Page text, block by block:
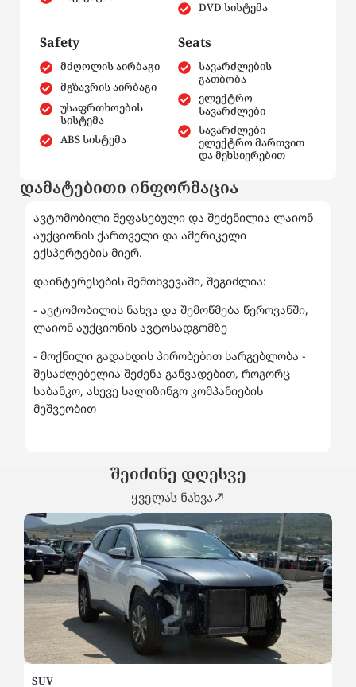
DVD სისტემა
Safety
მძღოლის აირბაგი
მგზავრის აირბაგი
უსაფრთხოების
სისტემა
ABS სისტემა
Seats
სავარძლების
გათბობა
ელექტრო
სავარძლები
სავარძლები
ელექტრო მართვით
და მეხსიერებით
დამატებითი ინფორმაცია
ავტომობილი შეფასებული და შეძენილია ლაიონ
აუქციონის ქართველი და ამერიკელი
ექსპერტების მიერ.
დაინტერესების შემთხვევაში, შეგიძლია:
- ავტომობილის ნახვა და შემოწმება წეროვანში,
ლაიონ აუქციონის ავტოსადგომზე
- მოქნილი გადახდის პირობებით სარგებლობა -
შესაძლებელია შეძენა განვადებით, როგორც
საბანკო, ასევე სალიზინგო კომპანიების
მეშვეობით
შეიძინე დღესვე
ყველას ნახვა